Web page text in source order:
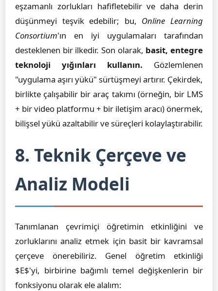
eşzamanlı zorlukları hafifletebilir ve daha derin
düşünmeyi teşvik edebilir; bu, Online Learning
Consortium'ın en iyi uygulamaları tarafından
desteklenen bir ilkedir. Son olarak, basit, entegre
teknoloji yığınları kullanın. Gözlemlenen
"uygulama aşırı yükü" sürtüşmeyi artırır. Çekirdek,
birlikte çalışabilir bir araç takımı (örneğin, bir LMS
+ bir video platformu + bir iletişim aracı) önermek,
bilişsel yükü azaltabilir ve süreçleri kolaylaştırabilir.
8. Teknik Çerçeve ve
Analiz Modeli
Tanımlanan çevrimiçi öğretimin etkinliğini ve
zorluklarını analiz etmek için basit bir kavramsal
çerçeve önerebiliriz. Genel öğretim etkinliği
$E$'yi, birbirine bağımlı temel değişkenlerin bir
fonksiyonu olarak ele alalım: